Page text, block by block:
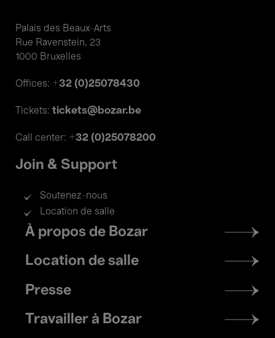
Palais des Beaux-Arts
Rue Ravenstein, 23
1000 Bruxelles
Offices: +32 (0)25078430
Tickets: tickets@bozar.be
Call center: +32 (0)25078200
Join & Support
Soutenez-nous
Location de salle
Footer
menu
À propos de Bozar
Location de salle
Presse
Travailler à Bozar